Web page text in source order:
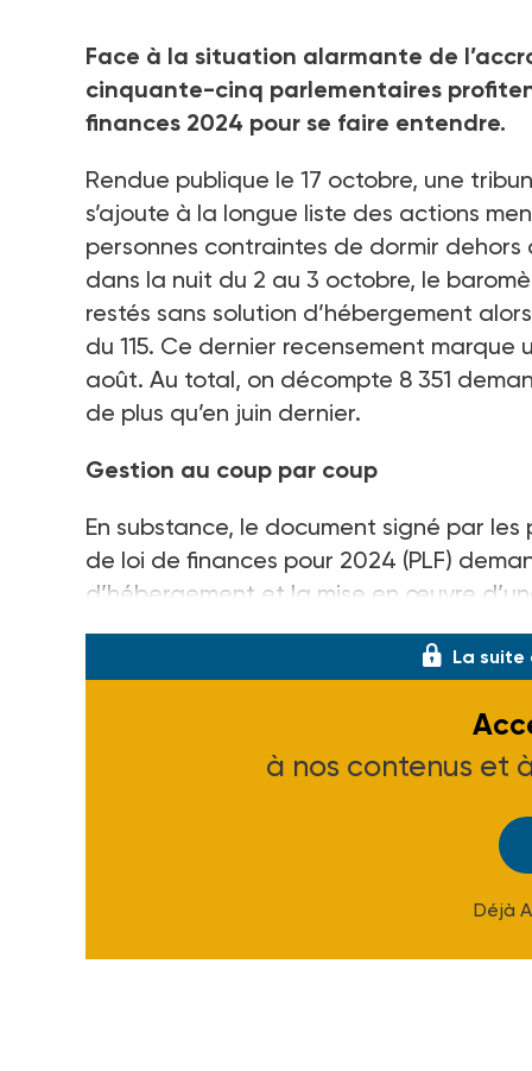
Face à la situation alarmante de
cinquante-cinq parlementaires
finances 2024 pour se faire entendre.
Rendue publique le 17 octobre, une
s’ajoute à la longue liste des actions
personnes contraintes de dormir
dans la nuit du 2 au 3 octobre, le
restés sans solution d’hébergement
du 115. Ce dernier recensement marque
août. Au total, on décompte 8 351
de plus qu’en juin dernier.
Gestion au coup par coup
En substance, le document signé par
de loi de finances pour 2024 (PLF)
d’hébergement et la mise en œuvre
La suite
à nos contenus et
Déjà